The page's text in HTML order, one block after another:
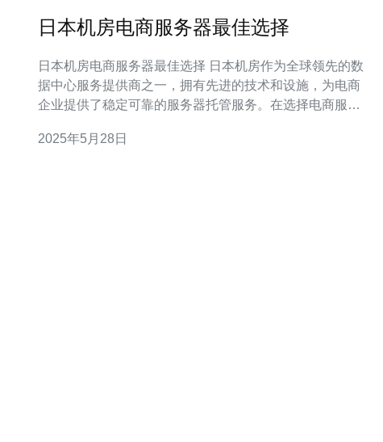
日本机房电商服务器最佳选择
日本机房电商服务器最佳选择 日本机房作为全球领先的数
据中心服务提供商之一，拥有先进的技术和设施，为电商
企业提供了稳定可靠的服务器托管服务。在选择电商服务
的设备和技术支持，保障了服务器的稳定性和可靠性。电
2025年5月28日